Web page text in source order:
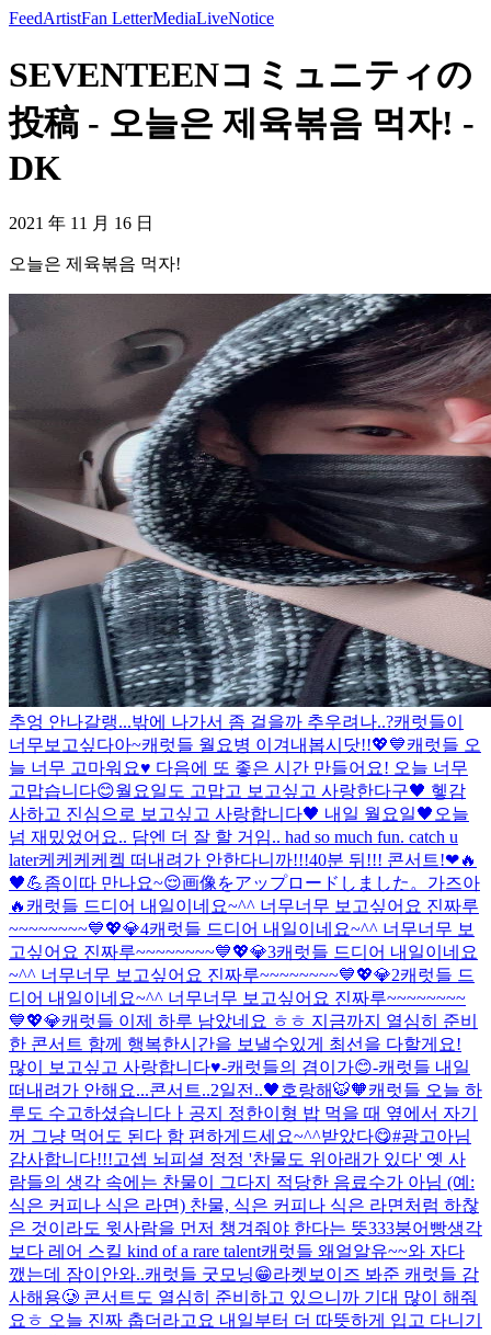
FeedArtistFan LetterMediaLiveNotice
SEVENTEENコミュニティの
投稿 - 오늘은 제육볶음 먹자! -
DK
2021 年 11 月 16 日
오늘은 제육볶음 먹자!
추엉 안나갈랭...밖에 나가서 좀 걸을까 추우려나..?캐럿들이
너무보고싶다아~캐럿들 월요병 이겨내봅시닷!!💖💙캐럿들 오
늘 너무 고마워요♥️ 다음에 또 좋은 시간 만들어요! 오늘 너무
고맙습니다😊월요일도 고맙고 보고싶고 사랑한다구🖤 헿감
사하고 진심으로 보고싶고 사랑합니다🖤 내일 월요일🖤 오늘
넘 재밌었어요.. 담엔 더 잘 할 거임.. had so much fun. catch u
later케케케케켘 떠내려가 안한다니까!!!40분 뒤!!! 콘서트!❤🔥
🖤💪좀이따 만나요~😌画像をアップロードしました。 가즈아
🔥 캐럿들 드디어 내일이네요~^^ 너무너무 보고싶어요 진짜루
~~~~~~~~💙💖💎4캐럿들 드디어 내일이네요~^^ 너무너무 보
고싶어요 진짜루~~~~~~~~💙💖💎3캐럿들 드디어 내일이네요
~^^ 너무너무 보고싶어요 진짜루~~~~~~~~💙💖💎2캐럿들 드
디어 내일이네요~^^ 너무너무 보고싶어요 진짜루~~~~~~~~
💙💖💎캐럿들 이제 하루 남았네요 ㅎㅎ 지금까지 열심히 준비
한 콘서트 함께 행복한시간을 보낼수있게 최선을 다할게요!
많이 보고싶고 사랑합니다♥️-캐럿들의 겸이가😊-캐럿들 내일
떠내려가 안해요...콘서트..2일전..🖤호랑해🐯🧡캐럿들 오늘 하
루도 수고하셨습니다ㅏ 공지 정한이형 밥 먹을 때 옆에서 자기
꺼 그냥 먹어도 된다 함 편하게드세요~^^받았다😋#광고아님
감사합니다!!!고셉 뇌피셜 정정 '찬물도 위아래가 있다' 옛 사
람들의 생각 속에는 찬물이 그다지 적당한 음료수가 아님 (예:
식은 커피나 식은 라면) 찬물, 식은 커피나 식은 라면처럼 하찮
은 것이라도 윗사람을 먼저 챙겨줘야 한다는 뜻333붕어빵생각
보다 레어 스킬 kind of a rare talent캐럿들 왜얼알유~~와 자다
깼는데 잠이안와..캐럿들 굿모닝😁라켓보이즈 봐준 캐럿들 감
사해용🥲 콘서트도 열심히 준비하고 있으니까 기대 많이 해줘
요ㅎ 오늘 진짜 춥더라고요 내일부터 더 따뜻하게 입고 다니기